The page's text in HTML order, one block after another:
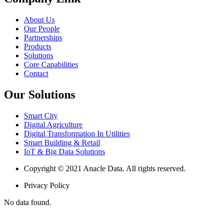
About Us
Our People
Partnerships
Products
Solutions
Core Capabilities
Contact
Our Solutions
Smart City
Digital Agriculture
Digital Transformation In Utilities
Smart Building & Retail
IoT & Big Data Solutions
Copyright © 2021 Anacle Data. All rights reserved.
Privacy Policy
No data found.